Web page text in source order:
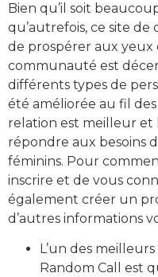
Bien qu’il soit
qu’autrefois, ce site
de prospérer aux yeux
communauté est
différents types de
été améliorée au fil des
relation est meilleur et
répondre aux besoins
féminins. Pour
inscrire et de vous
également créer un
d’autres informations
L’un des
Random Call est